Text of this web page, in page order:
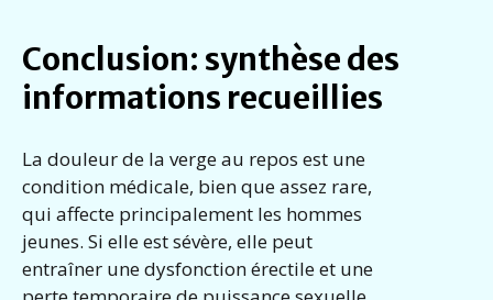
Conclusion: synthèse des
informations recueillies
La douleur de la verge au repos est une
condition médicale, bien que assez rare,
qui affecte principalement les hommes
jeunes. Si elle est sévère, elle peut
entraîner une dysfonction érectile et une